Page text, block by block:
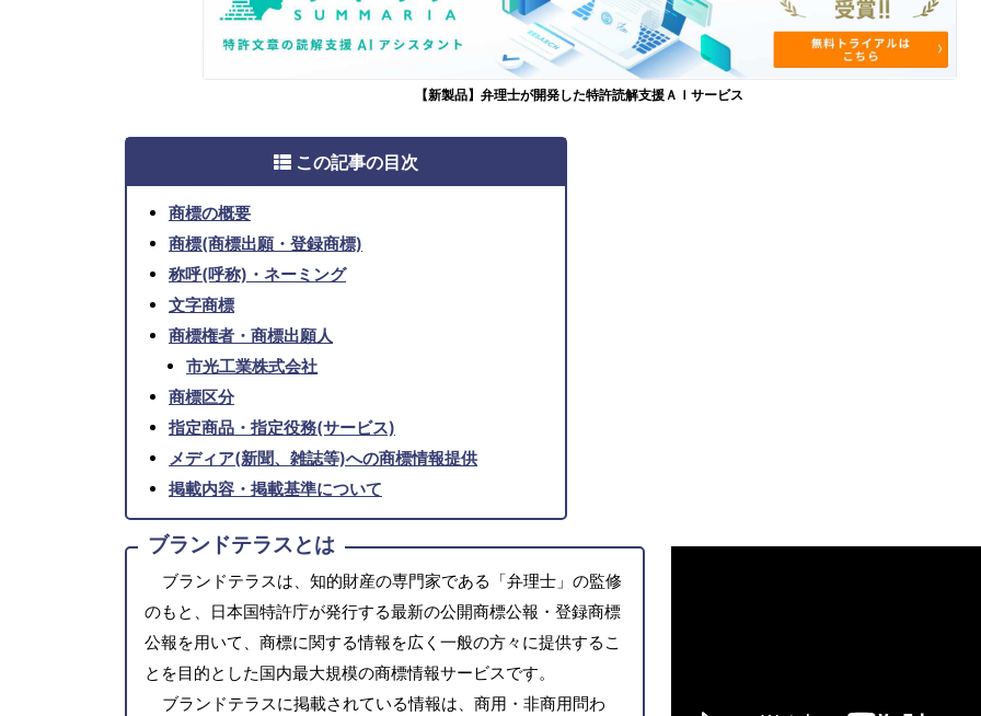
【新製品】弁理士が開発した特許読解支援ＡＩサービス
この記事の目次
商標の概要
商標(商標出願・登録商標)
称呼(呼称)・ネーミング
文字商標
商標権者・商標出願人
市光工業株式会社
商標区分
指定商品・指定役務(サービス)
メディア(新聞、雑誌等)への商標情報提供
掲載内容・掲載基準について
ブランドテラスとは
ブランドテラスは、知的財産の専門家である「弁理士」の監修
のもと、日本国特許庁が発行する最新の公開商標公報・登録商標
公報を用いて、商標に関する情報を広く一般の方々に提供するこ
とを目的とした国内最大規模の商標情報サービスです。
ブランドテラスに掲載されている情報は、商用・非商用問わ